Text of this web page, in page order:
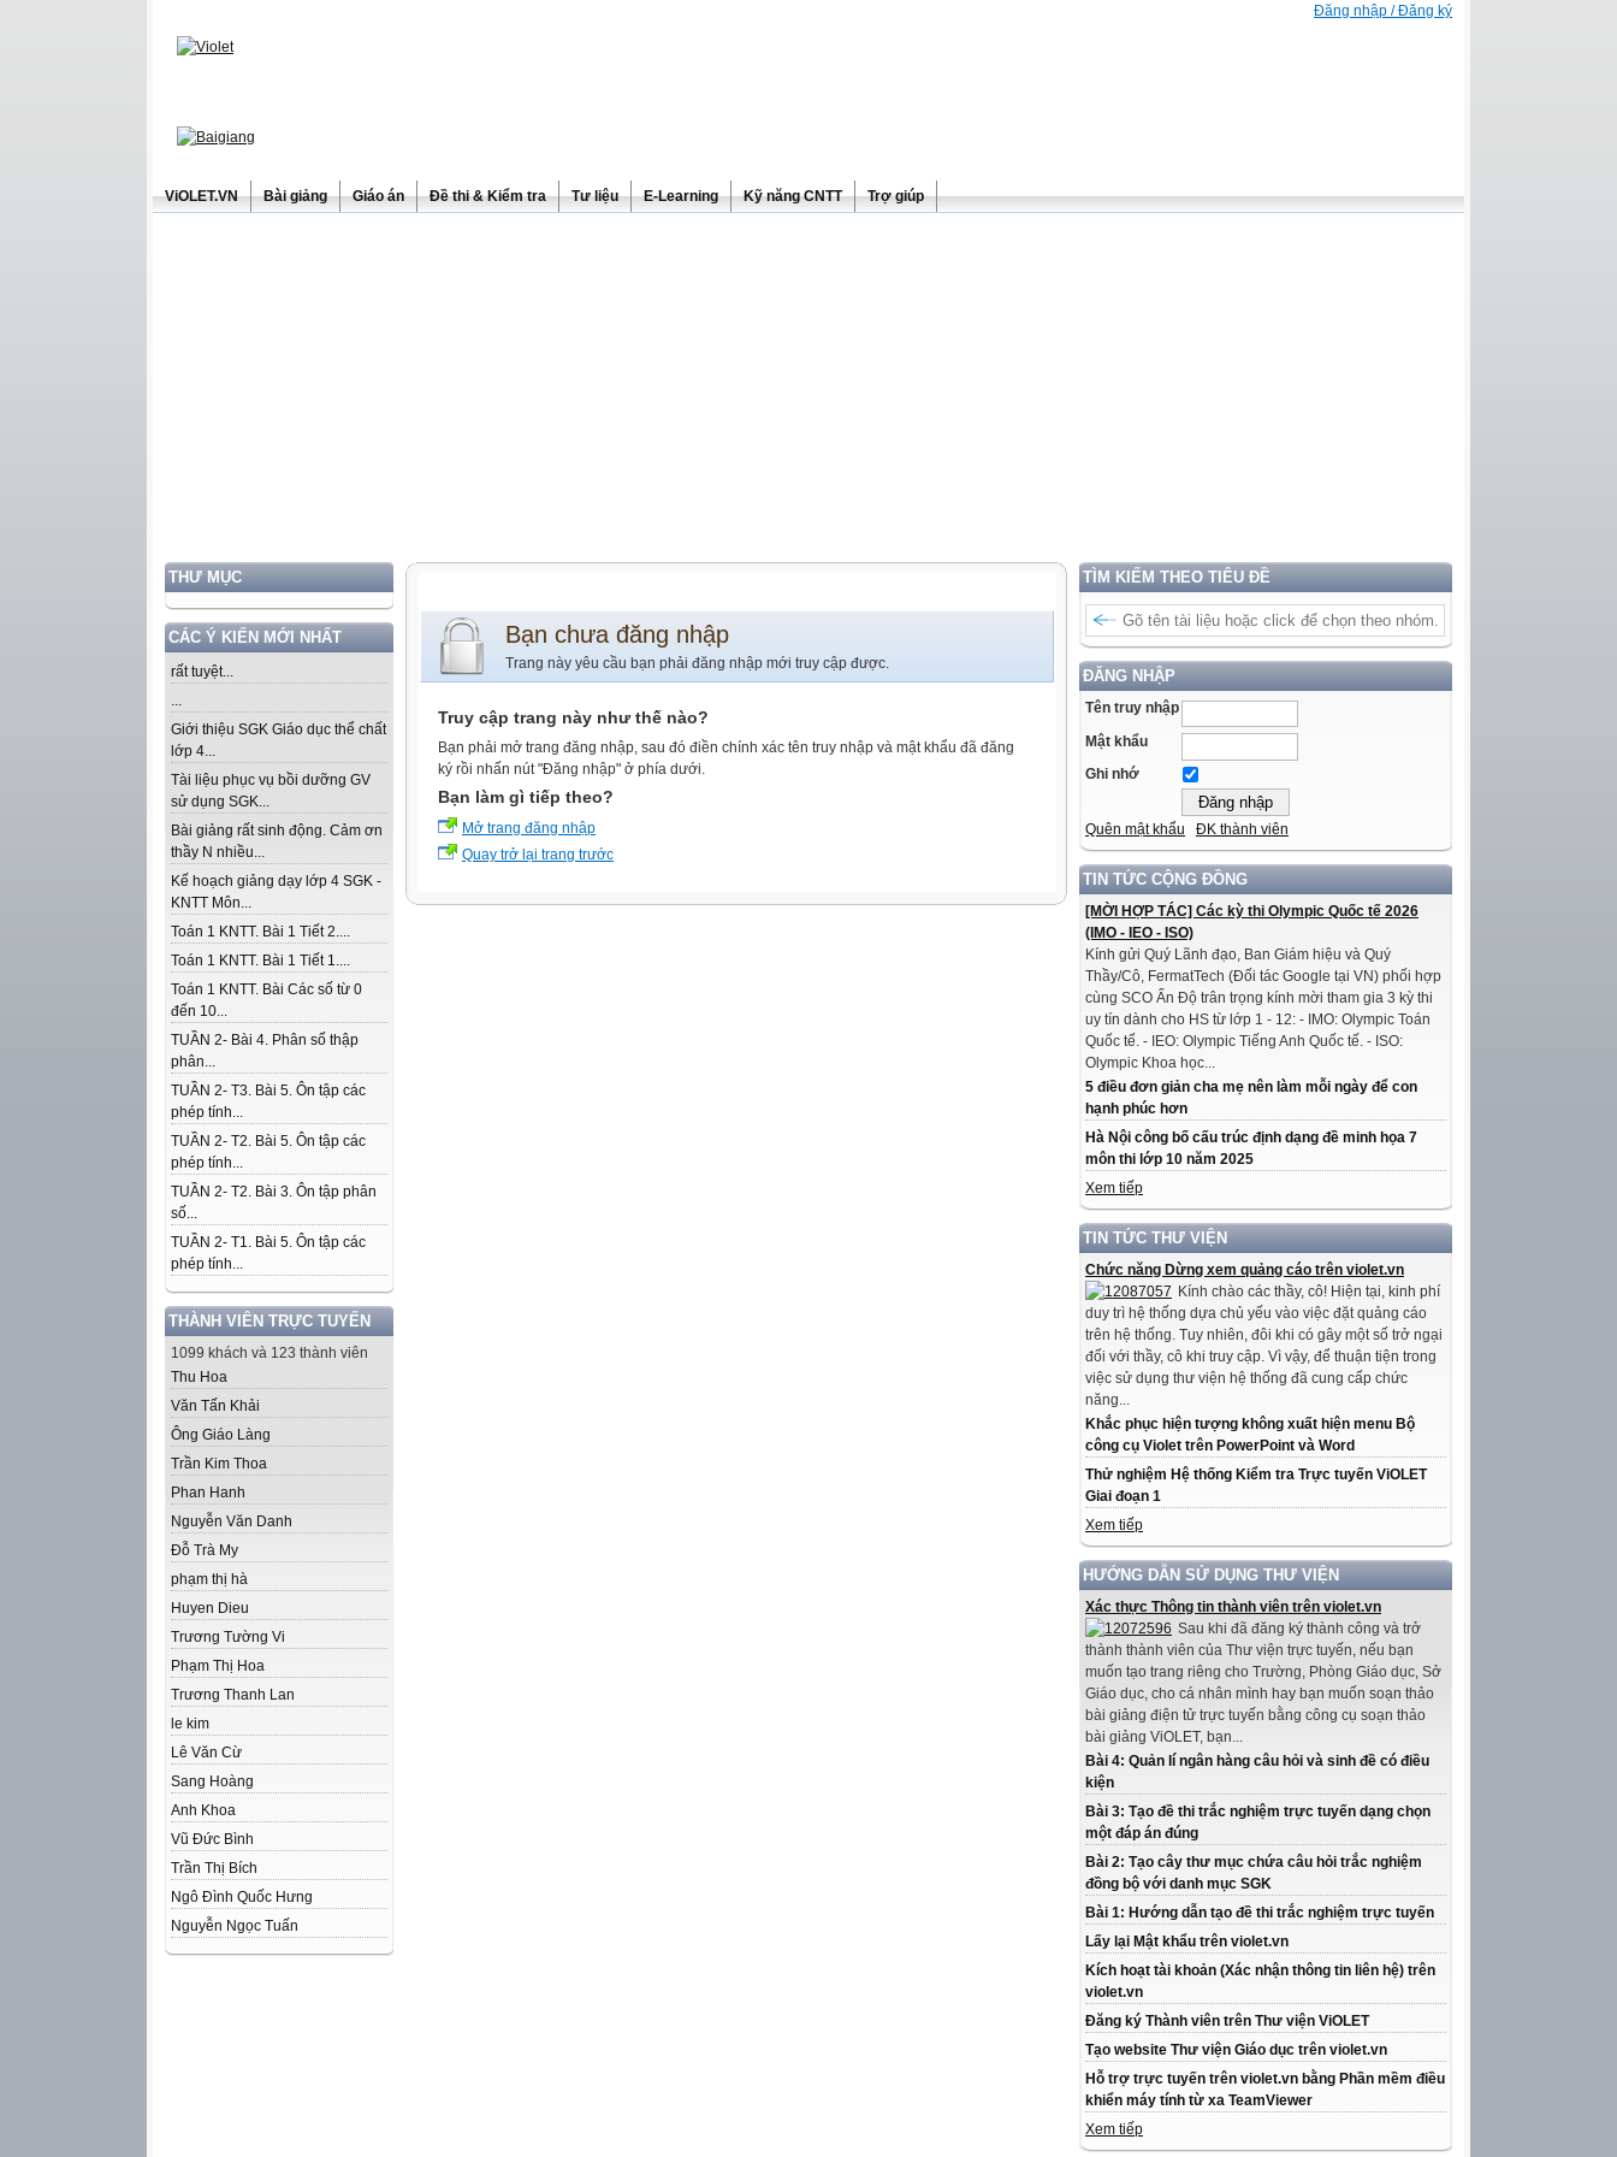
Đăng nhập / Đăng ký
ViOLET.VN Bài giảng Giáo án Đề thi & Kiểm tra Tư liệu E-Learning Kỹ năng CNTT Trợ giúp
THƯ MỤC
CÁC Ý KIẾN MỚI NHẤT
rất tuyệt...
...
Giới thiệu SGK Giáo dục thể chất
lớp 4...
Tài liệu phục vụ bồi dưỡng GV
sử dụng SGK...
Bài giảng rất sinh động. Cảm ơn
thầy N nhiều...
Kế hoạch giảng dạy lớp 4 SGK -
KNTT Môn...
Toán 1 KNTT. Bài 1 Tiết 2....
Toán 1 KNTT. Bài 1 Tiết 1....
Toán 1 KNTT. Bài Các số từ 0
đến 10...
TUẦN 2- Bài 4. Phân số thập
phân...
TUẦN 2- T3. Bài 5. Ôn tập các
phép tính...
TUẦN 2- T2. Bài 5. Ôn tập các
phép tính...
TUẦN 2- T2. Bài 3. Ôn tập phân
số...
TUẦN 2- T1. Bài 5. Ôn tập các
phép tính...
THÀNH VIÊN TRỰC TUYẾN
1099 khách và 123 thành viên
Thu Hoa
Văn Tấn Khải
Ông Giáo Làng
Trần Kim Thoa
Phan Hanh
Nguyễn Văn Danh
Đỗ Trà My
phạm thị hà
Huyen Dieu
Trương Tường Vi
Phạm Thị Hoa
Trương Thanh Lan
le kim
Lê Văn Cừ
Sang Hoàng
Anh Khoa
Vũ Đức Bình
Trần Thị Bích
Ngô Đình Quốc Hưng
Nguyễn Ngọc Tuấn
TÌM KIẾM THEO TIÊU ĐỀ
ĐĂNG NHẬP
Tên truy nhập
Mật khẩu
Ghi nhớ
Quên mật khẩu ĐK thành viên
TIN TỨC CỘNG ĐỒNG
[MỜI HỢP TÁC] Các kỳ thi Olympic Quốc tế 2026
(IMO - IEO - ISO)
Kính gửi Quý Lãnh đạo, Ban Giám hiệu và Quý
Thầy/Cô, FermatTech (Đối tác Google tại VN) phối hợp
cùng SCO Ấn Độ trân trọng kính mời tham gia 3 kỳ thi
uy tín dành cho HS từ lớp 1 - 12: - IMO: Olympic Toán
Quốc tế. - IEO: Olympic Tiếng Anh Quốc tế. - ISO:
Olympic Khoa học...
5 điều đơn giản cha mẹ nên làm mỗi ngày để con
hạnh phúc hơn
Hà Nội công bố cấu trúc định dạng đề minh họa 7
môn thi lớp 10 năm 2025
Xem tiếp
TIN TỨC THƯ VIỆN
Chức năng Dừng xem quảng cáo trên violet.vn
Kính chào các thầy, cô! Hiện tại, kinh phí
duy trì hệ thống dựa chủ yếu vào việc đặt quảng cáo
trên hệ thống. Tuy nhiên, đôi khi có gây một số trở ngại
đối với thầy, cô khi truy cập. Vì vậy, để thuận tiện trong
việc sử dụng thư viện hệ thống đã cung cấp chức
năng...
Khắc phục hiện tượng không xuất hiện menu Bộ
công cụ Violet trên PowerPoint và Word
Thử nghiệm Hệ thống Kiểm tra Trực tuyến ViOLET
Giai đoạn 1
Xem tiếp
HƯỚNG DẪN SỬ DỤNG THƯ VIỆN
Xác thực Thông tin thành viên trên violet.vn
Sau khi đã đăng ký thành công và trở
thành thành viên của Thư viện trực tuyến, nếu bạn
muốn tạo trang riêng cho Trường, Phòng Giáo dục, Sở
Giáo dục, cho cá nhân mình hay bạn muốn soạn thảo
bài giảng điện tử trực tuyến bằng công cụ soạn thảo
bài giảng ViOLET, bạn...
Bài 4: Quản lí ngân hàng câu hỏi và sinh đề có điều
kiện
Bài 3: Tạo đề thi trắc nghiệm trực tuyến dạng chọn
một đáp án đúng
Bài 2: Tạo cây thư mục chứa câu hỏi trắc nghiệm
đồng bộ với danh mục SGK
Bài 1: Hướng dẫn tạo đề thi trắc nghiệm trực tuyến
Lấy lại Mật khẩu trên violet.vn
Kích hoạt tài khoản (Xác nhận thông tin liên hệ) trên
violet.vn
Đăng ký Thành viên trên Thư viện ViOLET
Tạo website Thư viện Giáo dục trên violet.vn
Hỗ trợ trực tuyến trên violet.vn bằng Phần mềm điều
khiển máy tính từ xa TeamViewer
Xem tiếp
Bạn chưa đăng nhập
Trang này yêu cầu bạn phải đăng nhập mới truy cập được.
Truy cập trang này như thế nào?
Bạn phải mở trang đăng nhập, sau đó điền chính xác tên truy nhập và mật khẩu đã đăng
ký rồi nhấn nút "Đăng nhập" ở phía dưới.
Bạn làm gì tiếp theo?
Mở trang đăng nhập
Quay trở lại trang trước